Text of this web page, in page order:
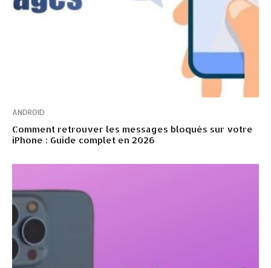
ANDROID
Comment retrouver les messages bloqués sur votre
iPhone : Guide complet en 2026